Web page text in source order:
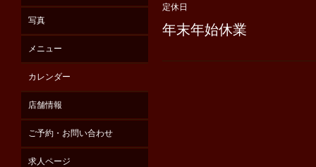
定休日
年末年始休業
写真
メニュー
カレンダー
店舗情報
ご予約・お問い合わせ
求人ページ